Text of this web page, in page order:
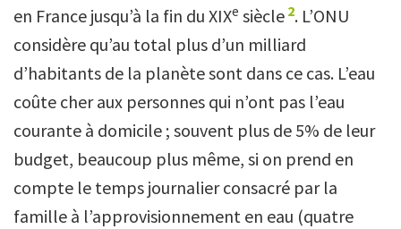
en France jusqu’à la fin du XIXe siècle 2. L’ONU
considère qu’au total plus d’un milliard
d’habitants de la planète sont dans ce cas. L’eau
coûte cher aux personnes qui n’ont pas l’eau
courante à domicile ; souvent plus de 5% de leur
budget, beaucoup plus même, si on prend en
compte le temps journalier consacré par la
famille à l’approvisionnement en eau (quatre